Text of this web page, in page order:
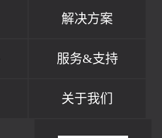
解决方案
服务&支持
关于我们